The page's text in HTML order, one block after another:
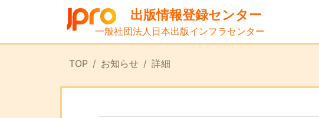
出版情報登録センター
一般社団法人日本出版インフラセンター
TOP お知らせ 詳細